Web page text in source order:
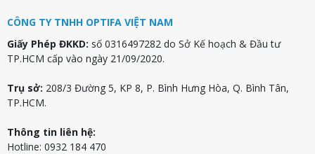
CÔNG TY TNHH OPTIFA VIỆT NAM
Giấy Phép ĐKKD: số 0316497282 do Sở Kế hoạch & Đầu tư
TP.HCM cấp vào ngày 21/09/2020.
Trụ sở: 208/3 Đường 5, KP 8, P. Bình Hưng Hòa, Q. Bình Tân,
TP.HCM.
Thông tin liên hệ:
Hotline: 0932 184 470